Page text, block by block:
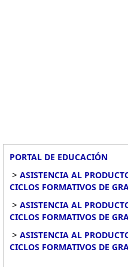
PORTAL DE EDUCACIÓN
> ASISTENCIA AL
CICLOS FORMATIVOS DE
> ASISTENCIA AL
CICLOS FORMATIVOS DE
> ASISTENCIA AL
CICLOS FORMATIVOS DE